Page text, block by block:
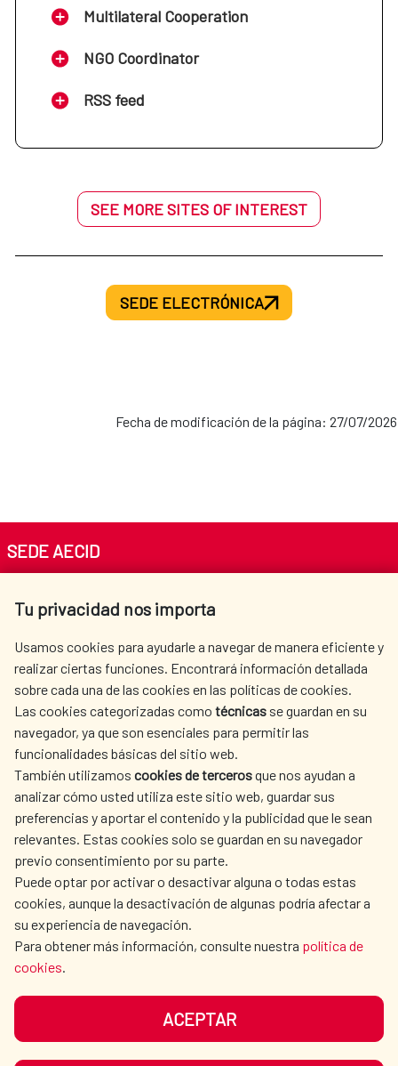
Multilateral Cooperation
NGO Coordinator
RSS feed
SEE MORE SITES OF INTEREST
SEDE ELECTRÓNICA
Fecha de modificación de la página: 27/07/2026
Tu privacidad nos importa
Usamos cookies para ayudarle a navegar de manera eficiente y
realizar ciertas funciones. Encontrará información detallada
sobre cada una de las cookies en las políticas de cookies.
Las cookies categorizadas como técnicas se guardan en su
navegador, ya que son esenciales para permitir las
funcionalidades básicas del sitio web.
También utilizamos cookies de tercerosque nos ayudan a
analizar cómo usted utiliza este sitio web, guardar sus
preferencias y aportar el contenido y la publicidad que le sean
relevantes. Estas cookies solo se guardan en su navegador
previo consentimiento por su parte.
Puede optar por activar o desactivar alguna o todas estas
cookies, aunque la desactivación de algunas podría afectar a
su experiencia de navegación.
Para obtener más información, consulte nuestra política de
cookies.
ACEPTAR
SEDE AECID
Tel. +34 900 20 30 54​​​​​​​
AECID
WHERE DO WE COOPERATE?
SPANISH HUMANITARIAN
ACTION
PRESS ROOM
CULTURE AND SCIENCE LIBRARY
OUR SOCIAL MEDIA
DATA PROTECTION